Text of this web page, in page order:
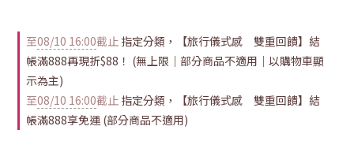
至08/10 16:00截止 指定分類，【旅行儀式感 雙重回饋】結
帳滿888再現折$88！ (無上限｜部分商品不適用｜以購物車顯
示為主)
至08/10 16:00截止 指定分類，【旅行儀式感 雙重回饋】結
帳滿888享免運 (部分商品不適用)